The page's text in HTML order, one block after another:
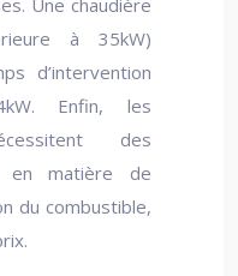
Une chaudière
à 35kW)
d’intervention
Enfin, les
des
en matière de
du combustible,